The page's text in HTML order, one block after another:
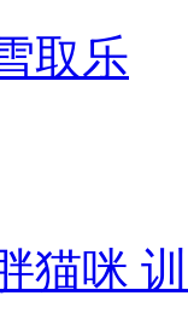
取乐
猫咪